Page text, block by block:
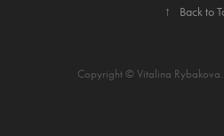
↑ Back to
Copyright © Vitalina Rybakova.